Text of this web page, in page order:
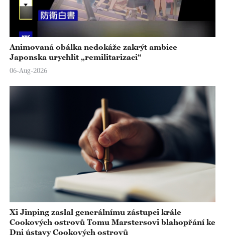
Animovaná obálka nedokáže zakrýt ambice
Japonska urychlit „remilitarizaci“
06-Aug-2026
Xi Jinping zaslal generálnímu zástupci krále
Cookových ostrovů Tomu Marstersovi blahopřání ke
Dni ústavy Cookových ostrovů